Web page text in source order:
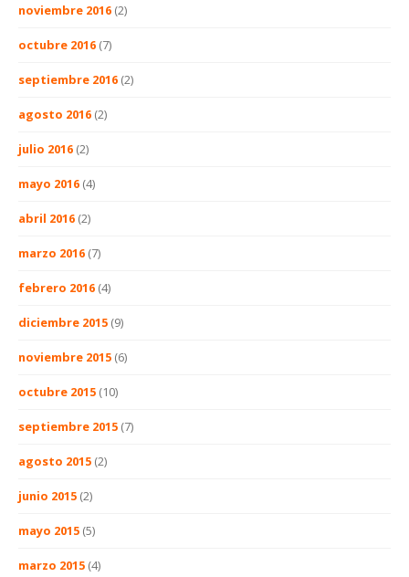
noviembre 2016 (2)
octubre 2016 (7)
septiembre 2016 (2)
agosto 2016 (2)
julio 2016 (2)
mayo 2016 (4)
abril 2016 (2)
marzo 2016 (7)
febrero 2016 (4)
diciembre 2015 (9)
noviembre 2015 (6)
octubre 2015 (10)
septiembre 2015 (7)
agosto 2015 (2)
junio 2015 (2)
mayo 2015 (5)
marzo 2015 (4)